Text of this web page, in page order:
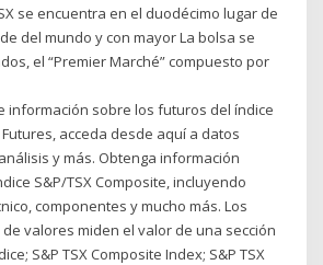
se encuentra en el duodécimo lugar de
del mundo y con mayor La bolsa se
el “Premier Marché” compuesto por
información sobre los futuros del índice
Futures, acceda desde aquí a datos
y más. Obtenga información
S&P/TSX Composite, incluyendo
componentes y mucho más. Los
valores miden el valor de una sección
S&P TSX Composite Index; S&P TSX